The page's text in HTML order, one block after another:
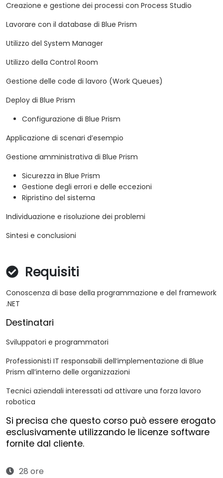
Creazione e gestione dei processi con Process Studio
Lavorare con il database di Blue Prism
Utilizzo del System Manager
Utilizzo della Control Room
Gestione delle code di lavoro (Work Queues)
Deploy di Blue Prism
Configurazione di Blue Prism
Applicazione di scenari d’esempio
Gestione amministrativa di Blue Prism
Sicurezza in Blue Prism
Gestione degli errori e delle eccezioni
Ripristino del sistema
Individuazione e risoluzione dei problemi
Sintesi e conclusioni
Requisiti
Conoscenza di base della programmazione e del framework
.NET
Destinatari
Sviluppatori e programmatori
Professionisti IT responsabili dell’implementazione di Blue
Prism all’interno delle organizzazioni
Tecnici aziendali interessati ad attivare una forza lavoro
robotica
Si precisa che questo corso può essere erogato
esclusivamente utilizzando le licenze software
fornite dal cliente.
28 ore